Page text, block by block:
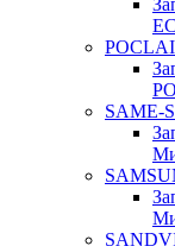
SAME-